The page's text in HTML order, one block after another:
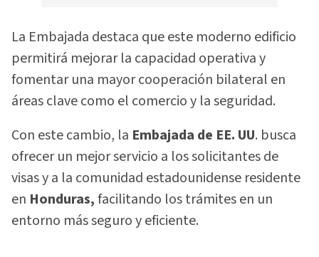
La Embajada destaca que este moderno edificio
permitirá mejorar la capacidad operativa y
fomentar una mayor cooperación bilateral en
áreas clave como el comercio y la seguridad.
Con este cambio, la Embajada de EE. UU. busca
ofrecer un mejor servicio a los solicitantes de
visas y a la comunidad estadounidense residente
en Honduras,facilitando los trámites en un
entorno más seguro y eficiente.